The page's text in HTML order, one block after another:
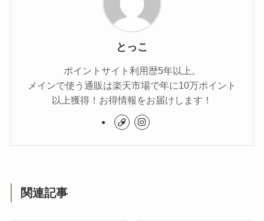
とっこ
ポイントサイト利用歴5年以上。
メインで使う通販は楽天市場で年に10万ポイント
以上獲得！お得情報をお届けします！
関連記事